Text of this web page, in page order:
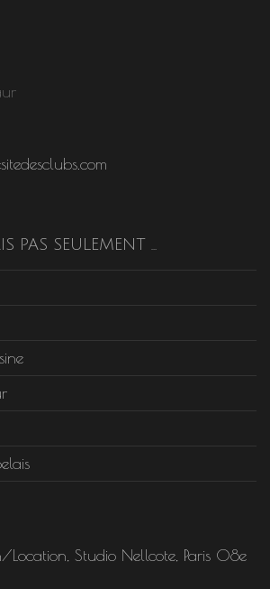
PAS SEULEMENT …
Location, Studio Nellcote, Paris 08e